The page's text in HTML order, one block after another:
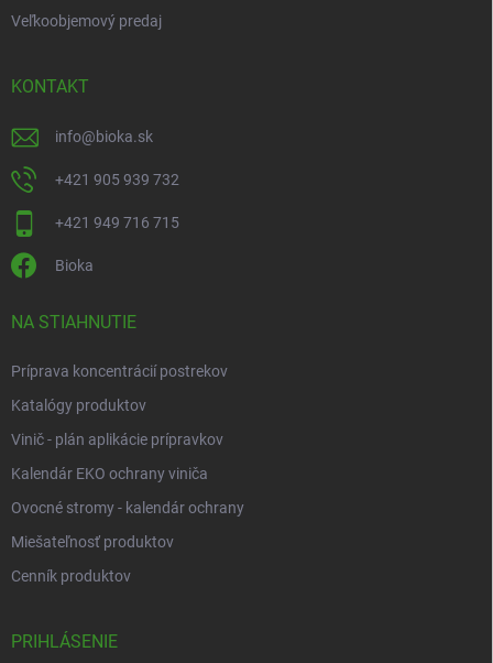
Veľkoobjemový predaj
KONTAKT
info@bioka.sk
+421 905 939 732
+421 949 716 715
Bioka
NA STIAHNUTIE
Príprava koncentrácií postrekov
Katalógy produktov
Vinič - plán aplikácie prípravkov
Kalendár EKO ochrany viniča
Ovocné stromy - kalendár ochrany
Miešateľnosť produktov
Cenník produktov
PRIHLÁSENIE